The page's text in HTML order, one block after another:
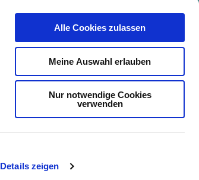
Details zeigen
Alle Cookies zulassen
Meine Auswahl erlauben
Nur notwendige Cookies
verwenden